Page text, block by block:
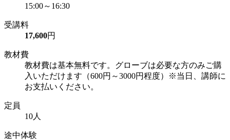
15:00～16:30
受講料
17,600円
教材費
教材費は基本無料です。グローブは必要な方のみご購
入いただけます（600円～3000円程度）※当日、講師に
お支払いください。
定員
10人
途中体験